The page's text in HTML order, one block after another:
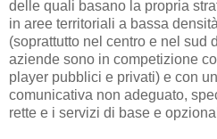
delle quali basano la propria
in aree territoriali a bassa
(soprattutto nel centro e nel sud
aziende sono in competizione
player pubblici e privati) e con
comunicativa non adeguato,
rette e i servizi di base e